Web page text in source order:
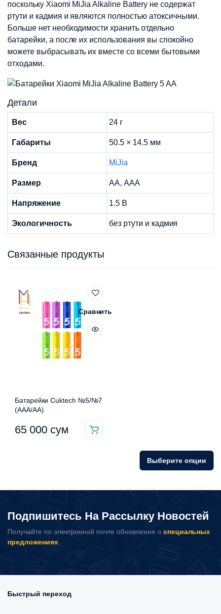
поскольку Xiaomi MiJia Alkaline Battery не содержат
ртути и кадмия и являются полностью атоксичными.
Больше нет необходимости хранить отдельно
батарейки, а после их использования вы спокойно
можете выбрасывать их вместе со всеми бытовыми
отходами.
Детали
Вес 24 г
Габариты 50.5 × 14.5 мм
Бренд MiJia
Размер АА, ААА
Напряжение 1.5 В
Экологичность без ртути и кадмия
Связанные продукты
Сравнить
Батарейки Cuktech №5/№7
(AAA/AA)
65 000 сум
Этот
выбрать
на
странице
Выберите опции
Подпишитесь На Рассылку Новостей
Получайте по электронной почте обновления о специальных
предложениях.
Быстрый переход